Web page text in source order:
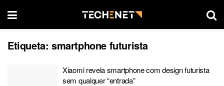
Etiqueta: smartphone futurista
Xiaomi revela smartphone com design futurista
sem qualquer “entrada”